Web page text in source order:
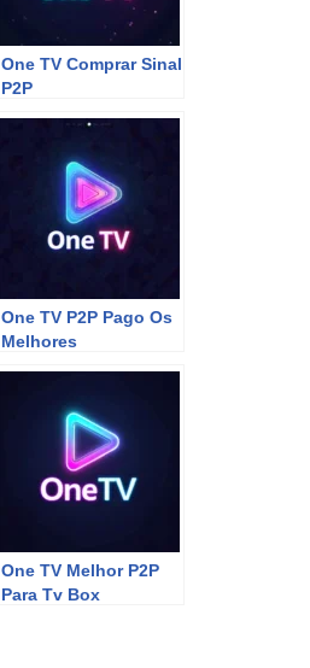
One TV Comprar Sinal
P2P
One TV P2P Pago Os
Melhores
One TV Melhor P2P
Para Tv Box